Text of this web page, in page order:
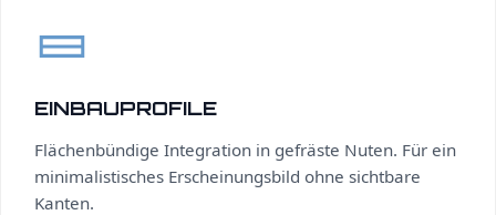
EINBAUPROFILE
Flächenbündige Integration in gefräste Nuten. Für ein
minimalistisches Erscheinungsbild ohne sichtbare
Kanten.